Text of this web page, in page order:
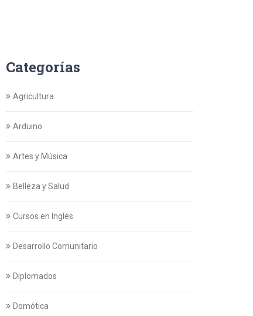
Categorías
Agricultura
Arduino
Artes y Música
Belleza y Salud
Cursos en Inglés
Desarrollo Comunitario
Diplomados
Domótica